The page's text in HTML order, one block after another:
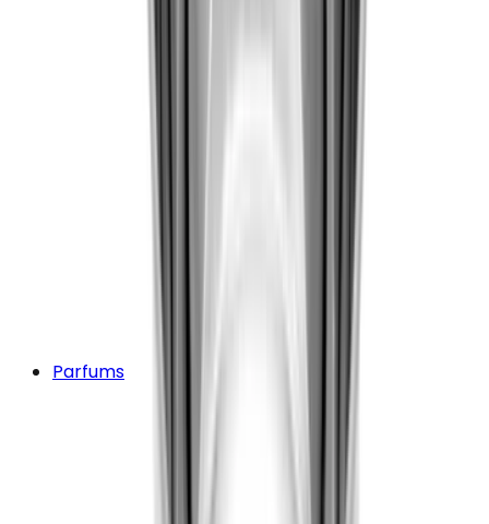
Parfums